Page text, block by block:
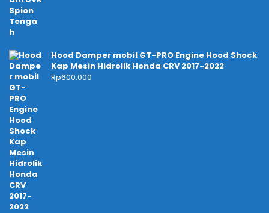
Hood Damper mobil GT-PRO Engine Hood Shock
Kap Mesin Hidrolik Honda CRV 2017-2022
Rp600.000